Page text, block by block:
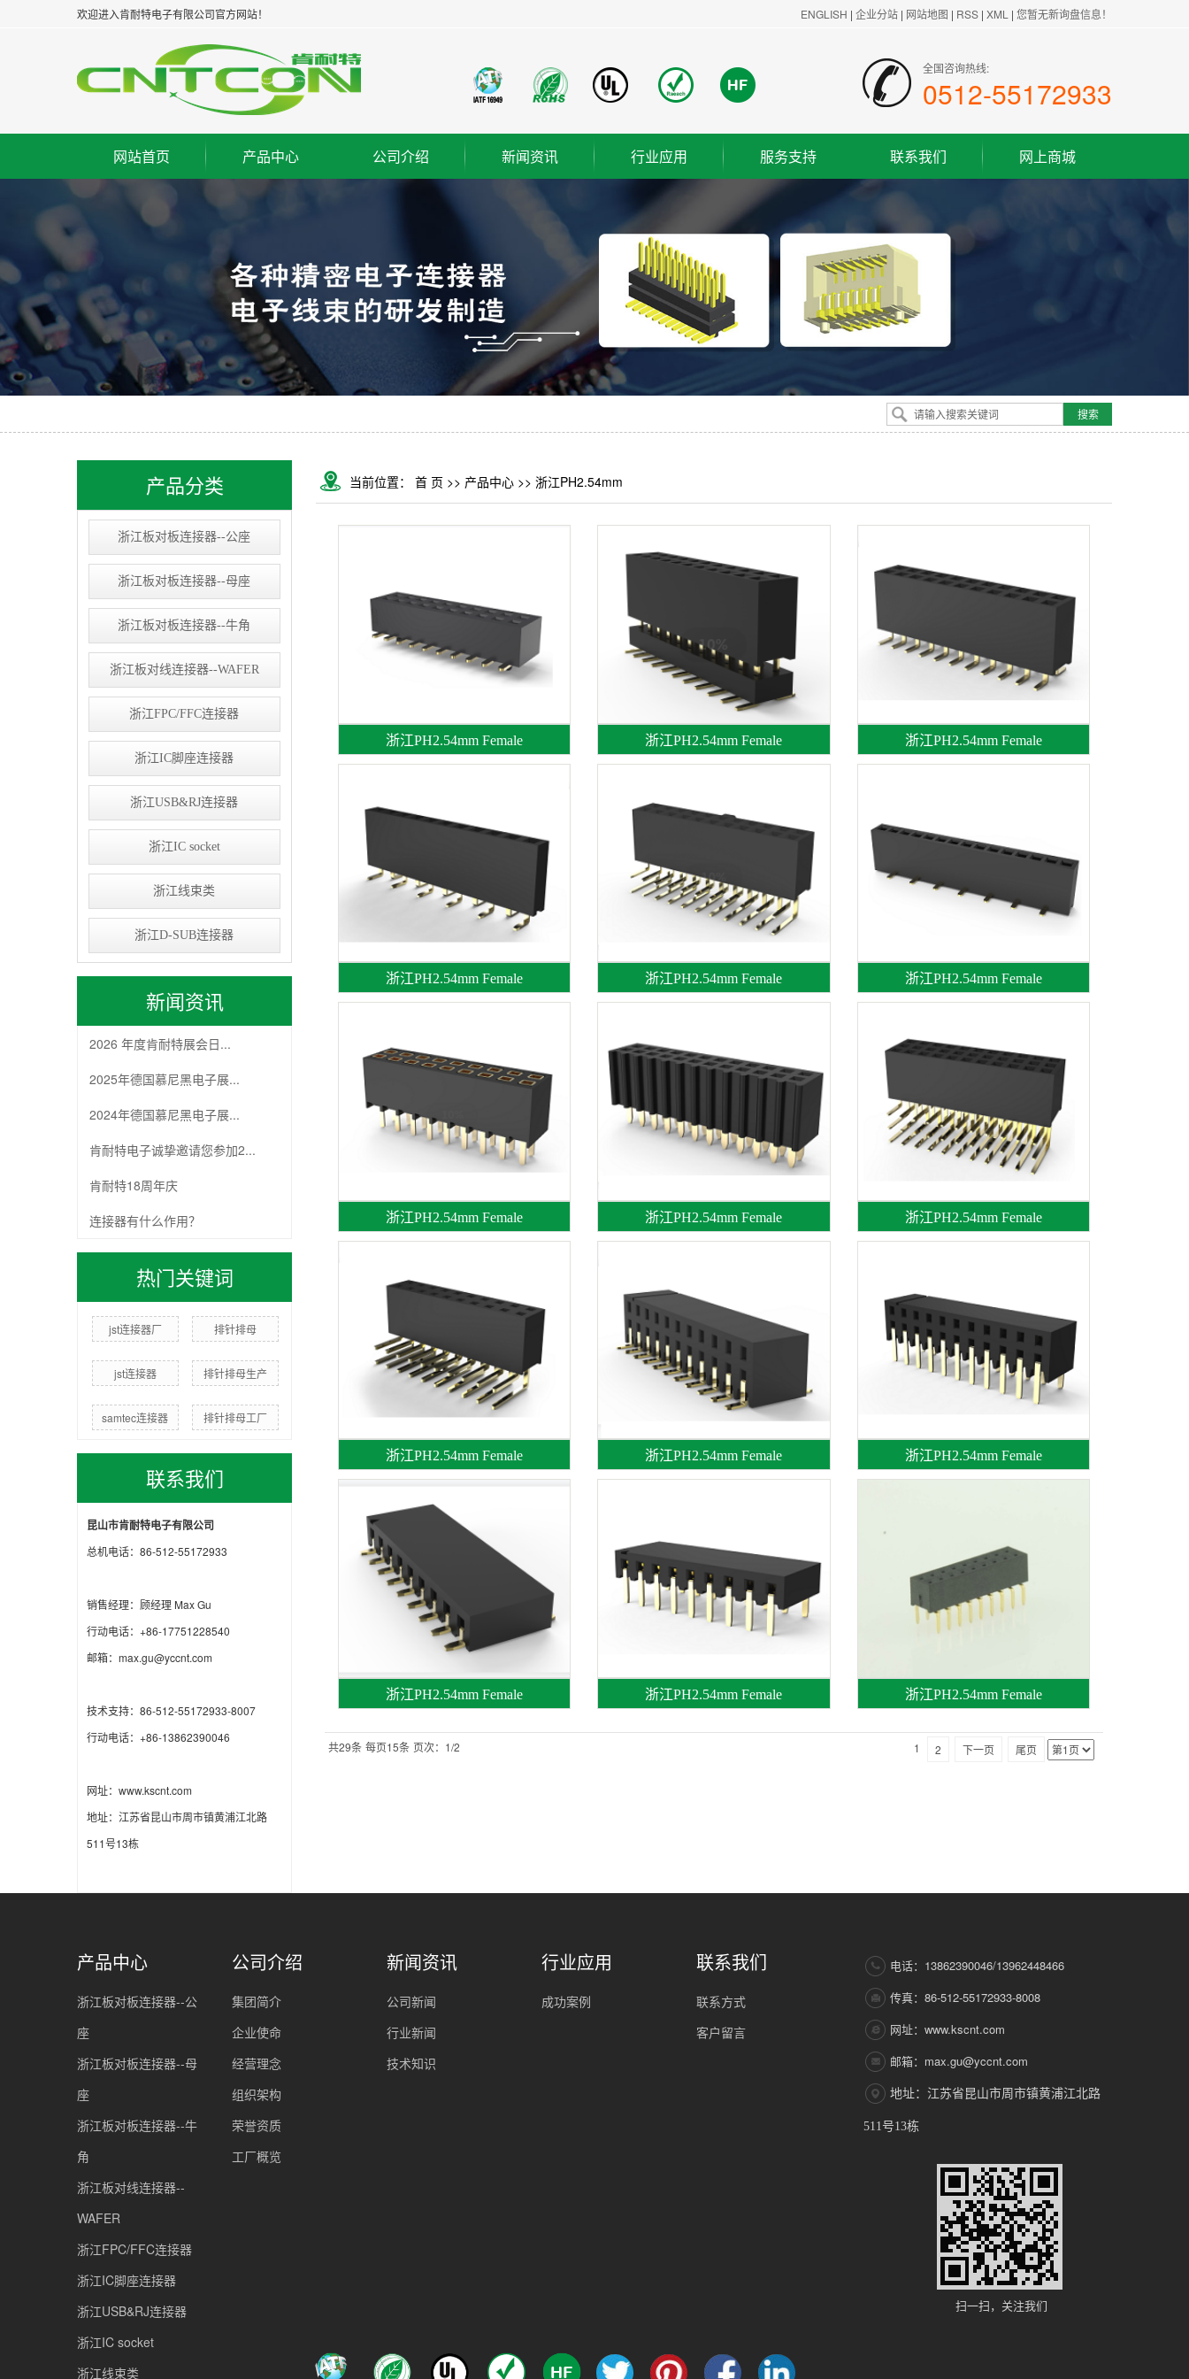
欢迎进入肯耐特电子有限公司官方网站！ ENGLISH | 企业分站 | 网站地图 | RSS | XML | 您暂无新询盘信息！
全国咨询热线:
0512-55172933
网站首页
产品中心
浙江板对板连接器--公座
浙江板对板连接器--牛角
浙江板对线连接器--WAFER
浙江FPC/FFC连接器
浙江IC脚座连接器
浙江USB&RJ连接器
浙江IC socket
浙江线束类
浙江D-SUB连接器
公司介绍
经营理念
组织架构
荣誉资质
新闻资讯
公司新闻
技术知识
行业应用
成功案例
服务支持
联系我们
联系方式
客户留言
网上商城
产品分类
浙江板对板连接器--公座
浙江板对板连接器--母座
浙江板对板连接器--牛角
浙江板对线连接器--WAFER
浙江FPC/FFC连接器
浙江IC脚座连接器
浙江USB&RJ连接器
浙江IC socket
浙江线束类
浙江D-SUB连接器
新闻资讯
2026 年度肯耐特展会日...
2025年德国慕尼黑电子展...
2024年德国慕尼黑电子展...
肯耐特电子诚挚邀请您参加2...
肯耐特18周年庆
连接器有什么作用？
热门关键词
jst连接器厂 排针排母
jst连接器 排针排母生产
samtec连接器 排针排母工厂
联系我们
昆山市肯耐特电子有限公司
总机电话：86-512-55172933
销售经理：顾经理 Max Gu
行动电话：+86-17751228540
邮箱：max.gu@yccnt.com
技术支持：86-512-55172933-8007
行动电话：+86-13862390046
网址：www.kscnt.com
地址：江苏省昆山市周市镇黄浦江北路
511号13栋
当前位置： 首 页 >> 产品中心 >> 浙江PH2.54mm
浙江PH2.54mm Female 浙江PH2.54mm Female 浙江PH2.54mm Female
浙江PH2.54mm Female 浙江PH2.54mm Female 浙江PH2.54mm Female
浙江PH2.54mm Female 浙江PH2.54mm Female 浙江PH2.54mm Female
浙江PH2.54mm Female 浙江PH2.54mm Female 浙江PH2.54mm Female
浙江PH2.54mm Female 浙江PH2.54mm Female 浙江PH2.54mm Female
共29条 每页15条 页次：1/2 1 2 下一页 尾页
产品中心
浙江板对板连接器--公
座
浙江板对板连接器--母
座
浙江板对板连接器--牛
角
浙江板对线连接器--
WAFER
浙江FPC/FFC连接器
浙江IC脚座连接器
浙江USB&RJ连接器
浙江IC socket
浙江线束类
公司介绍
集团简介
企业使命
经营理念
组织架构
荣誉资质
工厂概览
新闻资讯
公司新闻
行业新闻
技术知识
行业应用
成功案例
联系我们
联系方式
客户留言
电话：13862390046/13962448466
传真：86-512-55172933-8008
网址：www.kscnt.com
邮箱：max.gu@yccnt.com
地址：江苏省昆山市周市镇黄浦江北路
511号13栋
扫一扫，关注我们